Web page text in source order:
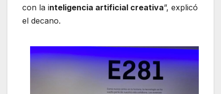
con la inteligencia artificial creativa”, explicó
el decano.